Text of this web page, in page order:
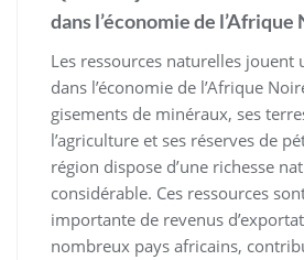
dans l’économie de l’Afrique
Les ressources naturelles jouent
dans l’économie de l’Afrique
gisements de minéraux, ses
l’agriculture et ses réserves de
région dispose d’une richesse
considérable. Ces ressources
importante de revenus
nombreux pays africains,